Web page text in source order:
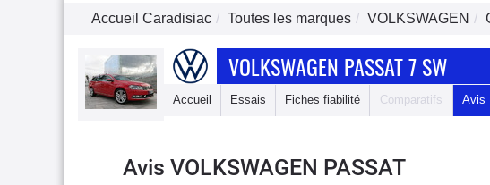
Accueil Caradisiac Toutes les marques VOLKSWAGEN
VOLKSWAGEN PASSAT 7 SW
Accueil Essais Fiches fiabilité Comparatifs Avis
Avis VOLKSWAGEN PASSAT